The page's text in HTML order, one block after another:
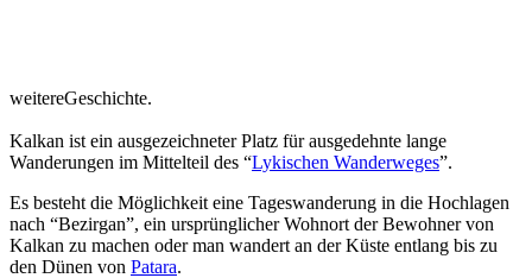
weitereGeschichte.
Kalkan ist ein ausgezeichneter Platz für ausgedehnte lange
Wanderungen im Mittelteil des “Lykischen Wanderweges”.
Es besteht die Möglichkeit eine Tageswanderung in die Hochlagen
nach “Bezirgan”, ein ursprünglicher Wohnort der Bewohner von
Kalkan zu machen oder man wandert an der Küste entlang bis zu
den Dünen von Patara.